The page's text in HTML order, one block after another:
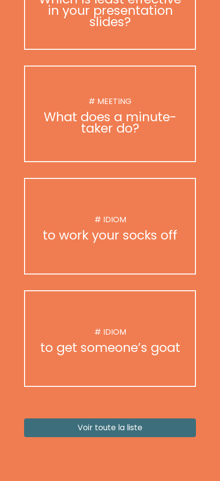
in your presentation
slides?
# MEETING
What does a minute-
taker do?
# IDIOM
to work your socks off
# IDIOM
to get someone’s goat
Voir toute la liste